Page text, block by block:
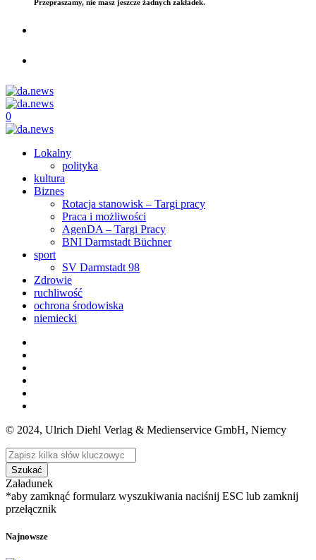
Przepraszamy, nie masz jeszcze żadnych zakładek.
0
Lokalny
polityka
kultura
Biznes
Rotacja stanowisk – Targi pracy
Praca i możliwości
AgenDA – Targi Pracy
BNI Darmstadt Büchner
sport
SV Darmstadt 98
Zdrowie
ruchliwość
ochrona środowiska
niemiecki
© 2024, Ulrich Diehl Verlag & Medienservice GmbH, Niemcy
Szukać
Załadunek
*aby zamknąć formularz wyszukiwania naciśnij ESC lub zamknij
przełącznik
Najnowsze